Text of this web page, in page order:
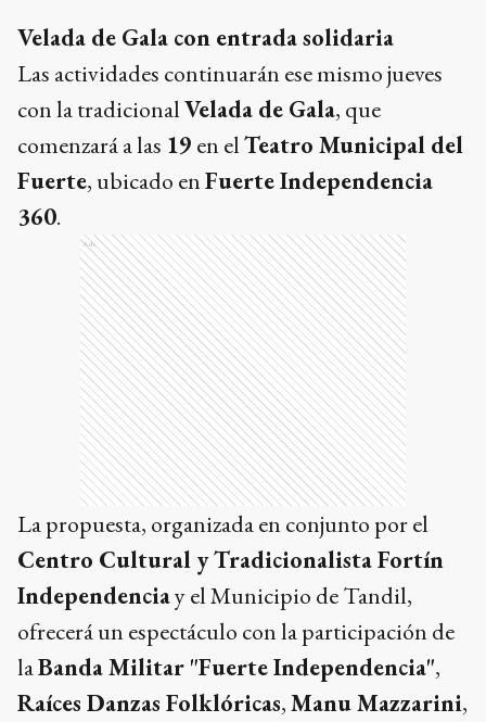
Velada de Gala con entrada solidaria
Las actividades continuarán ese mismo jueves
con la tradicionalVelada de Gala, que
comenzará a las 19 en elTeatro Municipal del
Fuerte, ubicado enFuerte Independencia
360.
Ads
La propuesta, organizada en conjunto por el
Centro Cultural y Tradicionalista Fortín
Independenciay el Municipio de Tandil,
ofrecerá un espectáculo con la participación de
laBanda Militar "Fuerte Independencia",
Raíces Danzas Folklóricas,Manu Mazzarini,